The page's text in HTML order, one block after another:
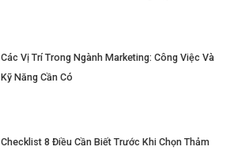
Các Vị Trí Trong Ngành Marketing: Công Việc Và
Kỹ Năng Cần Có
Checklist 8 Điều Cần Biết Trước Khi Chọn Thảm